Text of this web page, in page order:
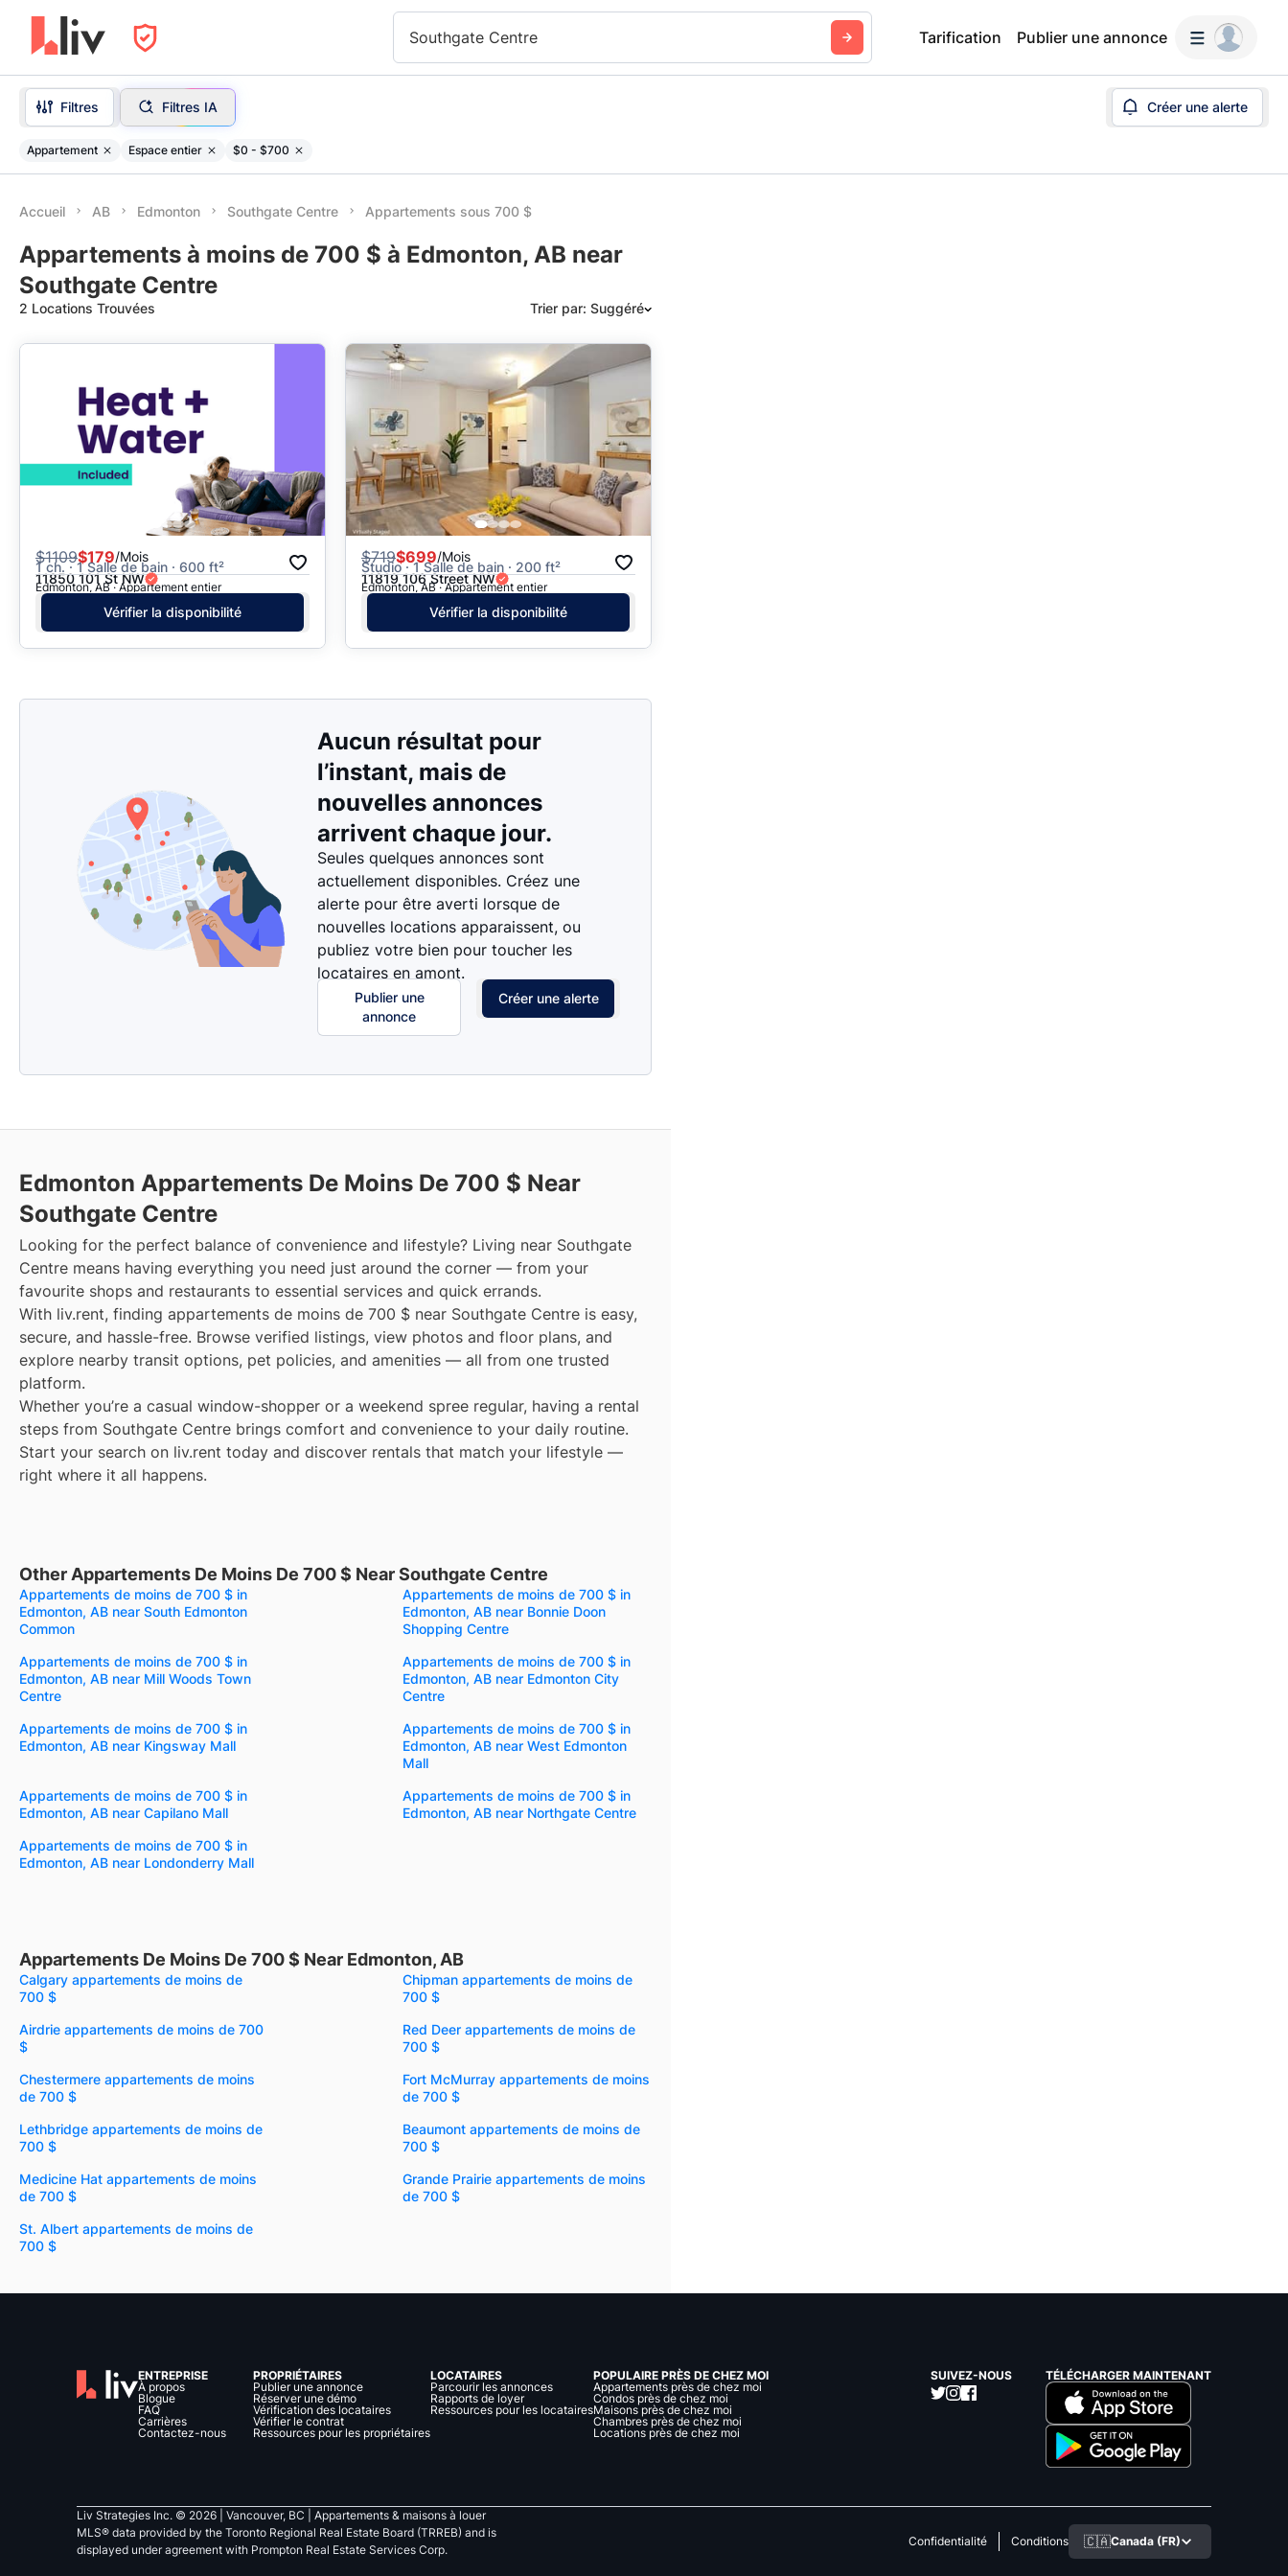
Southgate Centre Tarification Publier une annonce
Filtres Filtres IA Créer une alerte
Appartement Espace entier $0 - $700
Accueil AB Edmonton Southgate Centre Appartements sous 700 $
Appartements à moins de 700 $ à Edmonton, AB near
Southgate Centre
2 Locations Trouvées Trier par: Suggéré
Suggéré
Date: les plus récents d’abord
Date: les plus anciens d’abord
Prix - $$$ à $
Prix - $ à $$$
$1109$179/Mois
1 ch. · 1 Salle de bain · 600 ft²
11850 101 St NW
Edmonton, AB · Appartement entier
Vérifier la disponibilité
$719$699/Mois
Studio · 1 Salle de bain · 200 ft²
11819 106 Street NW
Edmonton, AB · Appartement entier
Vérifier la disponibilité
Aucun résultat pour
l’instant, mais de
nouvelles annonces
arrivent chaque jour.
Seules quelques annonces sont
actuellement disponibles. Créez une
alerte pour être averti lorsque de
nouvelles locations apparaissent, ou
publiez votre bien pour toucher les
locataires en amont.
Publier une
annonce
Créer une alerte
Edmonton Appartements De Moins De 700 $ Near
Southgate Centre
Looking for the perfect balance of convenience and lifestyle? Living near Southgate
Centre means having everything you need just around the corner — from your
favourite shops and restaurants to essential services and quick errands.
With liv.rent, finding appartements de moins de 700 $ near Southgate Centre is easy,
secure, and hassle-free. Browse verified listings, view photos and floor plans, and
explore nearby transit options, pet policies, and amenities — all from one trusted
platform.
Whether you’re a casual window-shopper or a weekend spree regular, having a rental
steps from Southgate Centre brings comfort and convenience to your daily routine.
Start your search on liv.rent today and discover rentals that match your lifestyle —
right where it all happens.
Other Appartements De Moins De 700 $ Near Southgate Centre
Appartements de moins de 700 $ in
Edmonton, AB near South Edmonton
Common
Appartements de moins de 700 $ in
Edmonton, AB near Bonnie Doon
Shopping Centre
Appartements de moins de 700 $ in
Edmonton, AB near Mill Woods Town
Centre
Appartements de moins de 700 $ in
Edmonton, AB near Edmonton City
Centre
Appartements de moins de 700 $ in
Edmonton, AB near Kingsway Mall
Appartements de moins de 700 $ in
Edmonton, AB near West Edmonton
Mall
Appartements de moins de 700 $ in
Edmonton, AB near Capilano Mall
Appartements de moins de 700 $ in
Edmonton, AB near Northgate Centre
Appartements de moins de 700 $ in
Edmonton, AB near Londonderry Mall
Appartements De Moins De 700 $ Near Edmonton, AB
Calgary appartements de moins de
700 $
Chipman appartements de moins de
700 $
Airdrie appartements de moins de 700
$
Red Deer appartements de moins de
700 $
Chestermere appartements de moins
de 700 $
Fort McMurray appartements de moins
de 700 $
Lethbridge appartements de moins de
700 $
Beaumont appartements de moins de
700 $
Medicine Hat appartements de moins
de 700 $
Grande Prairie appartements de moins
de 700 $
St. Albert appartements de moins de
700 $
ENTREPRISE
À propos
Blogue
FAQ
Carrières
Contactez-nous
PROPRIÉTAIRES
Publier une annonce
Réserver une démo
Vérification des locataires
Vérifier le contrat
Ressources pour les propriétaires
LOCATAIRES
Parcourir les annonces
Rapports de loyer
Ressources pour les locataires
POPULAIRE PRÈS DE CHEZ MOI
Appartements près de chez moi
Condos près de chez moi
Maisons près de chez moi
Chambres près de chez moi
Locations près de chez moi
SUIVEZ-NOUS TÉLÉCHARGER MAINTENANT
Liv Strategies Inc. © 2026 | Vancouver, BC |
Appartements & maisons à louer
MLS® data provided by the Toronto Regional Real Estate Board (TRREB) and is
displayed under agreement with Prompton Real Estate Services Corp.
Confidentialité Conditions 🇨🇦Canada (FR)